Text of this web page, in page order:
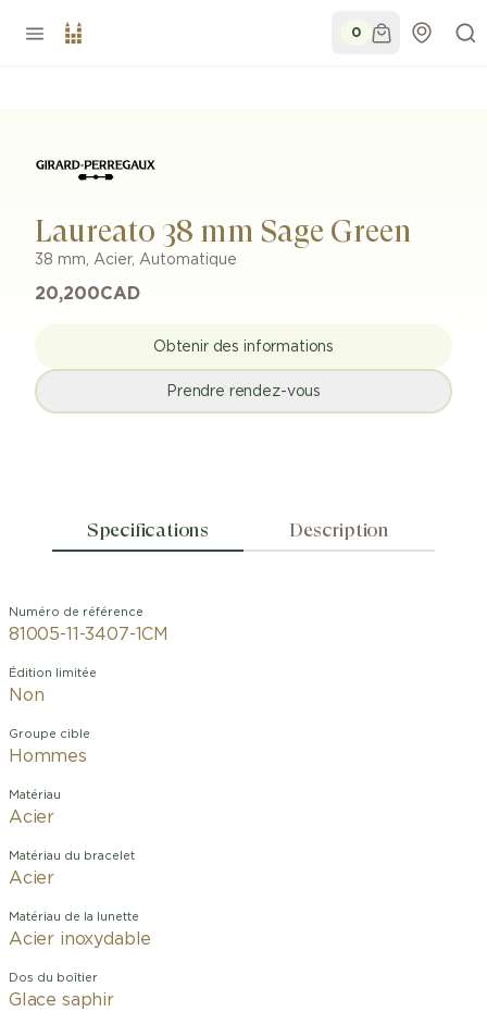
0
Laureato 38 mm Sage Green
38 mm, Acier, Automatique
20,200CAD
Obtenir des informations
Prendre rendez-vous
Specifications Description
Numéro de référence
81005-11-3407-1CM
Édition limitée
Non
Groupe cible
Hommes
Matériau
Acier
Matériau du bracelet
Acier
Matériau de la lunette
Acier inoxydable
Dos du boîtier
Glace saphir